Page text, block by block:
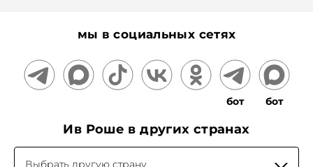
мы в социальных сетях
бот бот
Ив Роше в других странах
Выбрать другую страну